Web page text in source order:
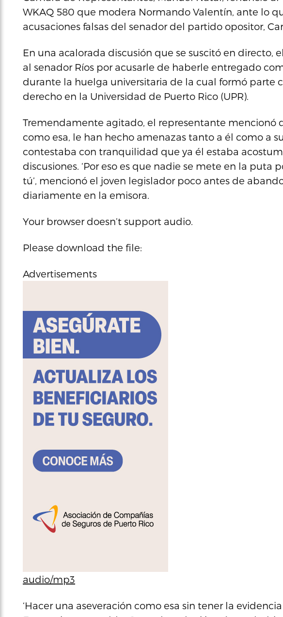
WKAQ 580 que modera Normando Valentín, ante lo
acusaciones falsas del senador del partido opositor,
En una acalorada discusión que se suscitó en directo,
al senador Ríos por acusarle de haberle entregado
durante la huelga universitaria de la cual formó parte
derecho en la Universidad de Puerto Rico (UPR).
Tremendamente agitado, el representante mencionó
como esa, le han hecho amenazas tanto a él como a
contestaba con tranquilidad que ya él estaba
discusiones. ‘Por eso es que nadie se mete en la puta
tú’, mencionó el joven legislador poco antes de
diariamente en la emisora.
Your browser doesn’t support audio.
Please download the file:
Advertisements
audio/mp3
‘Hacer una aseveración como esa sin tener la